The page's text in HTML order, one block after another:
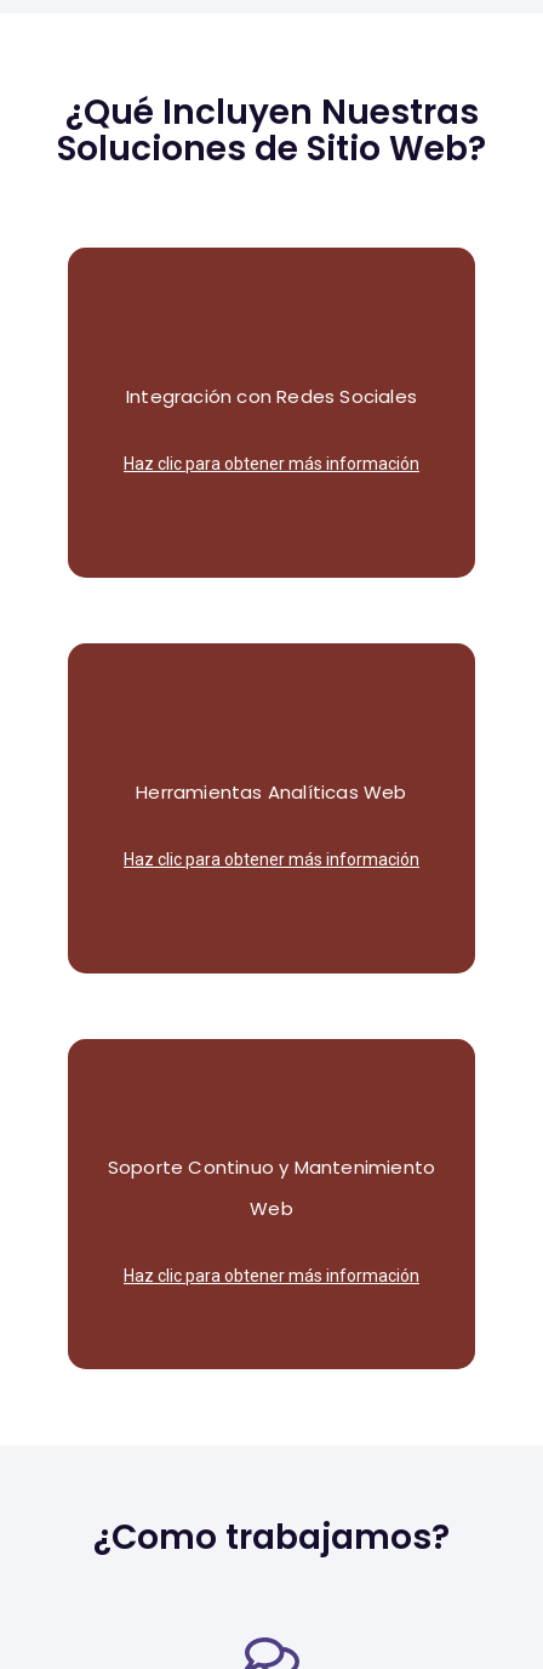
¿Qué Incluyen Nuestras
Soluciones de Sitio Web?
Integración con Redes Sociales
Haz clic para obtener más información
sociales para una interacción más
dinámica con tu audiencia.
Herramientas Analíticas Web
Haz clic para obtener más información
nuestras herramientas de análisis web.
Soporte Continuo y Mantenimiento
Web
Haz clic para obtener más información
condiciones con nuestro soporte
técnico proactivo.
¿Como trabajamos?